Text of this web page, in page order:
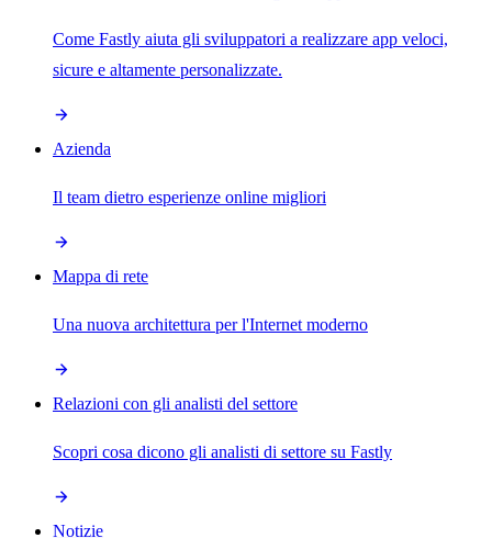
Come Fastly aiuta gli sviluppatori a realizzare app veloci,
sicure e altamente personalizzate.
Azienda
Il team dietro esperienze online migliori
Mappa di rete
Una nuova architettura per l'Internet moderno
Relazioni con gli analisti del settore
Scopri cosa dicono gli analisti di settore su Fastly
Notizie